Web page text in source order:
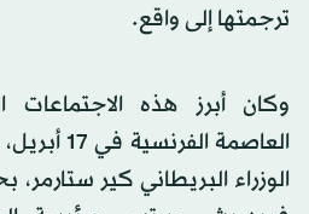
ترجمتها إلى واقع.
وكان أبرز هذه الاجتماعات
العاصمة
الوزراء البريطاني كير ستارمر،